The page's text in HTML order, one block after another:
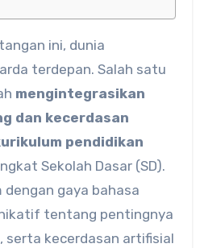
ini, dunia
terdepan. Salah satu
mengintegrasikan
dan kecerdasan
pendidikan
Sekolah Dasar (SD).
gaya bahasa
tentang pentingnya
serta kecerdasan artifisial